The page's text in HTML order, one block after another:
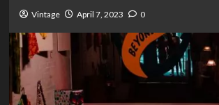
Vintage April 7, 2023 0